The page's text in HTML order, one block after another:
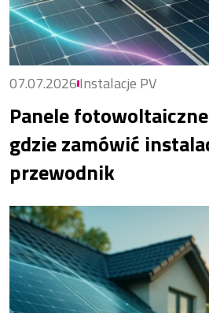
07.07.2026Instalacje PV
Panele
gdzie zamówić
przewodnik